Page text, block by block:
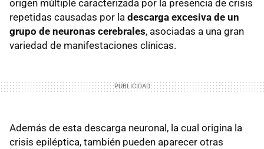
origen múltiple caracterizada por la presencia de crisis
repetidas causadas por la descarga excesiva de un
grupo de neuronas cerebrales, asociadas a una gran
variedad de manifestaciones clínicas.
Además de esta descarga neuronal, la cual origina la
crisis epiléptica, también pueden aparecer otras